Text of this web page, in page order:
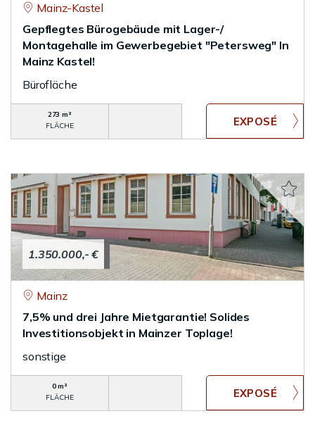
Mainz-Kastel
Gepflegtes Bürogebäude mit Lager-/
Montagehalle im Gewerbegebiet "Petersweg" In
Mainz Kastel!
Bürofläche
273 m²
FLÄCHE
1.350.000,- €
Mainz
7,5% und drei Jahre Mietgarantie! Solides
Investitionsobjekt in Mainzer Toplage!
sonstige
0 m²
FLÄCHE